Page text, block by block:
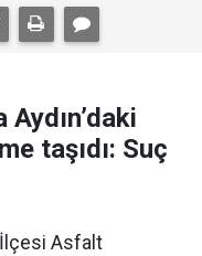
taşıdı: Suç
İlçesi Asfalt